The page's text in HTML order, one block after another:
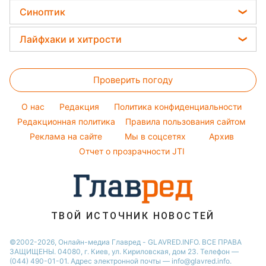
Потап
София Ротару
Новости Житомира
Новости Харькова
Новости Одессы
Новости Полтавы
Новости Черкассы
Новости Ровно
Новости Запорожья
Простые блюда
Легкие десерты
Праздничное меню
Головоломки
Тесты по картинке
Оптические иллюзии
Народные приметы
Все о шоу-бизнесе
Синоптик
Прогноз погоды
Магнитные бури
Погода на сегодня
Погода на завтра
Пылевая буря
Лайфхаки и хитрости
Уборка
Комнатные растения
Авто
Проверить погоду
O нас Редакция
Политика конфиденциальности
Редакционная политика
Правила пользования сайтом
Реклама на сайте
Мы в соцсетях
Архив
Отчет о прозрачности JTI
ТВОЙ ИСТОЧНИК НОВОСТЕЙ
©2002-2026, Онлайн-медиа Главред - GLAVRED.INFO. ВСЕ ПРАВА
ЗАЩИЩЕНЫ. 04080, г. Киев, ул. Кириловская, дом 23. Телефон —
(044) 490-01-01. Адрес электронной почты — info@glavred.info.